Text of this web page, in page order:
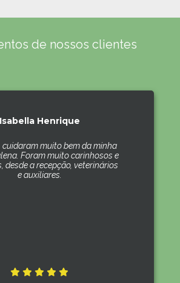
de nossos clientes
Isabella Henrique
cuidaram muito bem da minha
Foram muito carinhosos e
desde a recepção, veterinários
e auxiliares.